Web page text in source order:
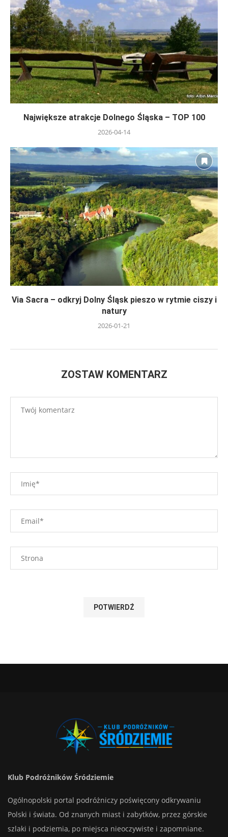
Największe atrakcje Dolnego Śląska – TOP 100
2026-04-14
Via Sacra – odkryj Dolny Śląsk pieszo w rytmie ciszy i
natury
2026-01-21
ZOSTAW KOMENTARZ
Klub Podróżników Śródziemie
Ogólnopolski portal podróżniczy poświęcony odkrywaniu
Polski i świata. Od znanych miast i zabytków, przez górskie
szlaki i podziemia, po miejsca nieoczywiste i zapomniane.